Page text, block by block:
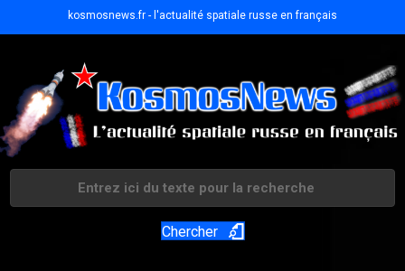
kosmosnews.fr - l'actualité spatiale russe en français
Chercher